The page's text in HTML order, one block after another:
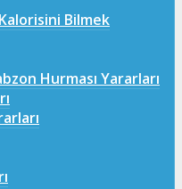
Bilmek
Hurması Yararları